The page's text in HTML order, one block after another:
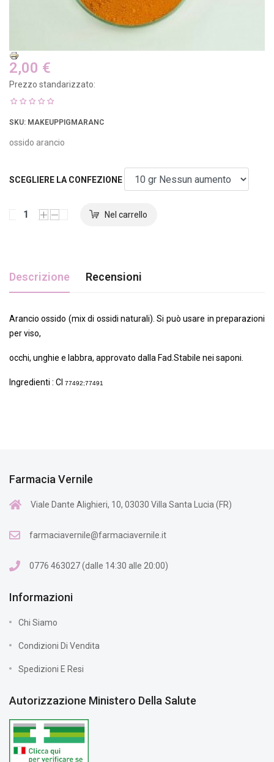
2,00 €
Prezzo standarizzato:
SKU: MAKEUPPIGMARANC
ossido arancio
SCEGLIERE LA CONFEZIONE
Descrizione Recensioni
Arancio ossido (mix di ossidi naturali). Si può usare in preparazioni
per viso,
occhi, unghie e labbra, approvato dalla Fad.Stabile nei saponi.
Ingredienti : CI 77492;77491
Farmacia Vernile
Viale Dante Alighieri, 10, 03030 Villa Santa Lucia (FR)
farmaciavernile@farmaciavernile.it
0776 463027 (dalle 14:30 alle 20:00)
Informazioni
Chi Siamo
Condizioni Di Vendita
Spedizioni E Resi
Autorizzazione Ministero Della Salute